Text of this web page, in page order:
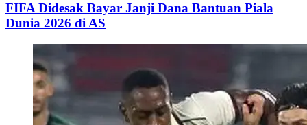
FIFA Didesak Bayar Janji Dana Bantuan Piala
Dunia 2026 di AS